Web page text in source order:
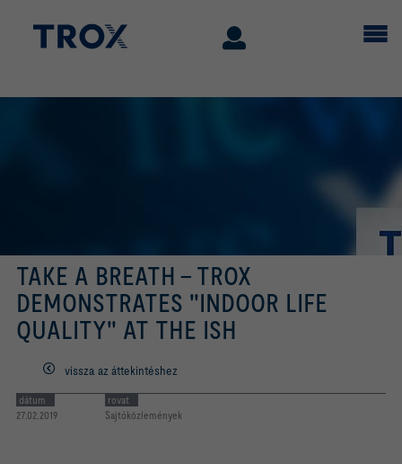
TAKE A BREATH - TROX
DEMONSTRATES "INDOOR LIFE
QUALITY" AT THE ISH
vissza az áttekintéshez
dátum
27.02.2019
rovat
Sajtóközlemények